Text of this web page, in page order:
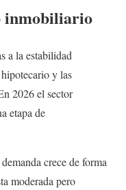
inmobiliario
a la estabilidad
y las
2026 el sector
etapa de
crece de forma
moderada pero